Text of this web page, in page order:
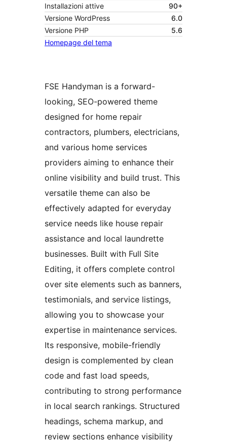
Installazioni attive
90+
Versione WordPress
6.0
Versione PHP
5.6
Homepage del tema
FSE Handyman is a forward-
looking, SEO-powered theme
designed for home repair
contractors, plumbers, electricians,
and various home services
providers aiming to enhance their
online visibility and build trust. This
versatile theme can also be
effectively adapted for everyday
service needs like house repair
assistance and local laundrette
businesses. Built with Full Site
Editing, it offers complete control
over site elements such as banners,
testimonials, and service listings,
allowing you to showcase your
expertise in maintenance services.
Its responsive, mobile-friendly
design is complemented by clean
code and fast load speeds,
contributing to strong performance
in local search rankings. Structured
headings, schema markup, and
review sections enhance visibility